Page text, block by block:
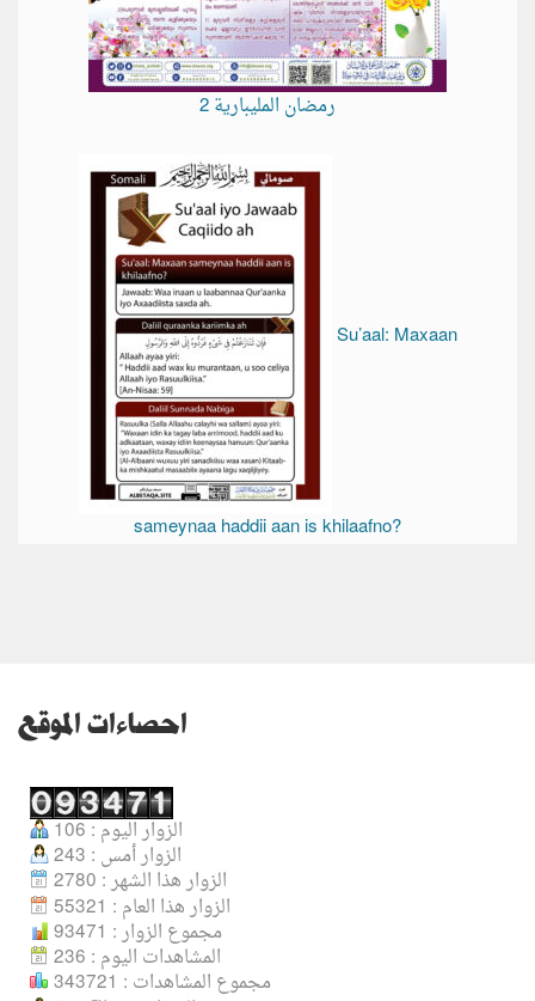
رمضان المليبارية 2
Su’aal: Maxaan
sameynaa haddii aan is khilaafno?
احصاءات الموقع
الزوار اليوم : 106
الزوار أمس : 243
الزوار هذا الشهر : 2780
الزوار هذا العام : 55321
مجموع الزوار : 93471
المشاهدات اليوم : 236
مجموع المشاهدات : 343721